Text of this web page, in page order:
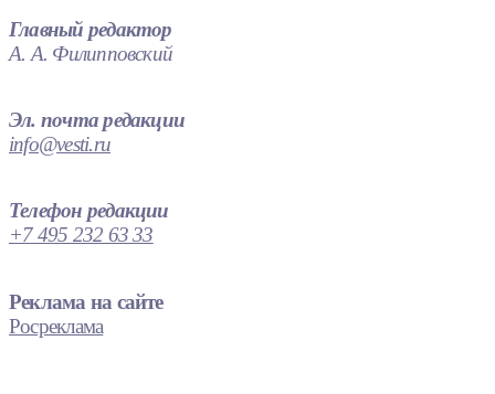
Главный редактор
А. А. Филипповский
Эл. почта редакции
info@vesti.ru
Телефон редакции
+7 495 232 63 33
Реклама на сайте
Росреклама